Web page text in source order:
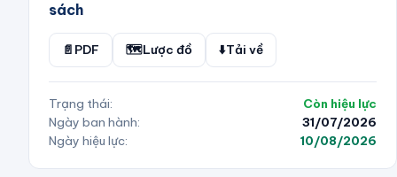
sách
📄 PDF 🗺️Lược đồ ⬇️Tải về
Trạng thái:
Còn hiệu lực
Ngày ban hành:
31/07/2026
Ngày hiệu lực:
10/08/2026